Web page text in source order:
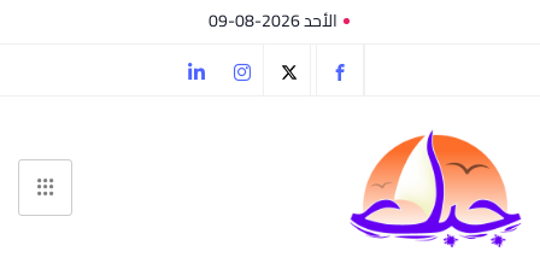
الأحد 2026-08-09